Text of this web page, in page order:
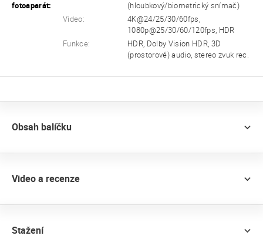
fotoaparát:
(hloubkový/biometrický snímač)
Video:
4K@24/25/30/60fps,
1080p@25/30/60/120fps, HDR
Funkce:
HDR, Dolby Vision HDR, 3D
(prostorové) audio, stereo zvuk rec.
Obsah balíčku
Video a recenze
Stažení